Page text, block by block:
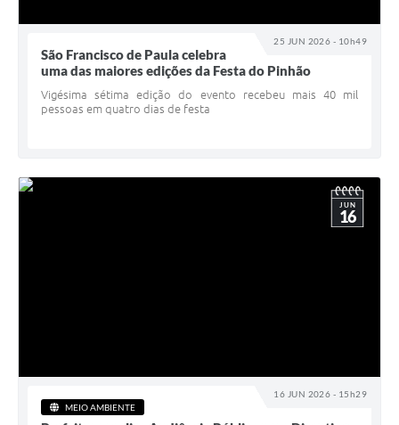
25 JUN 2026 - 10h49
São Francisco de Paula celebra
uma das maiores edições da Festa do Pinhão
Vigésima sétima edição do evento recebeu mais 40 mil
pessoas em quatro dias de festa
16 JUN 2026 - 15h29
JUN
16
MEIO AMBIENTE